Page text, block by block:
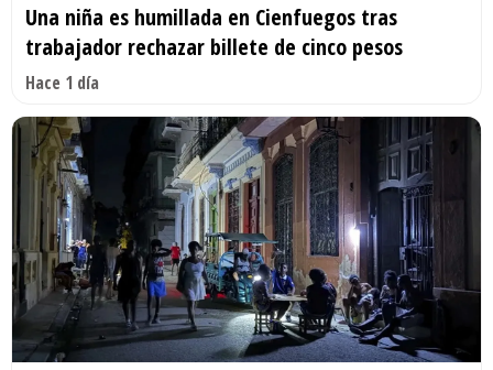
Una niña es humillada en Cienfuegos tras
trabajador rechazar billete de cinco pesos
Hace 1 día